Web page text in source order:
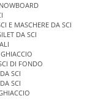
E MASCHERE DA SCI
DA SCI
DI FONDO
SCI
SCI